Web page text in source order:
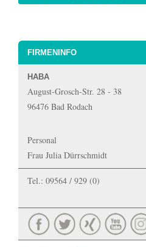
FIRMENINFO
HABA
August-Grosch-Str. 28 - 38
96476 Bad Rodach
Personal
Frau Julia Dürrschmidt
Tel.: 09564 / 929 (0)